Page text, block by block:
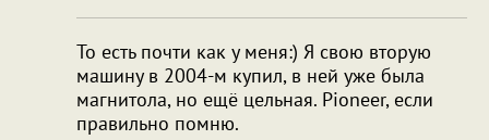
То есть почти как у меня:) Я свою вторую
машину в 2004-м купил, в ней уже была
магнитола, но ещё цельная. Pioneer, если
правильно помню.